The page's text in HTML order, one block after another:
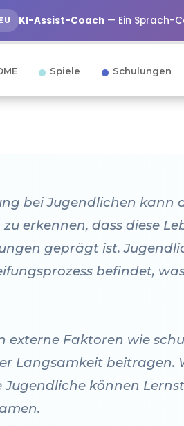
KI-Assist-Coach — Ein Sprach-
Spiele Schulungen
bei Jugendlichen
erkennen, dass diese
geprägt ist.
befindet,
externe Faktoren wie
Langsamkeit
Jugendliche können